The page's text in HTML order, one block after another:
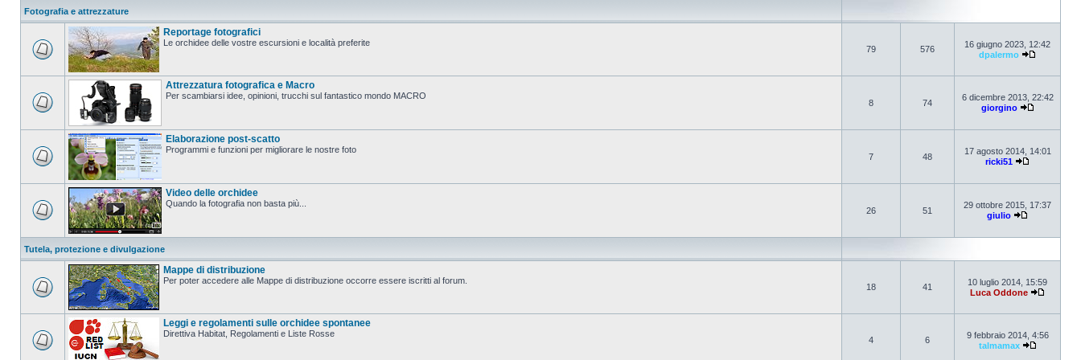
Fotografia e attrezzature
Reportage fotografici
Le orchidee delle vostre escursioni e località preferite
79 576
16 giugno 2023, 12:42
dpalermo
Attrezzatura fotografica e Macro
Per scambiarsi idee, opinioni, trucchi sul fantastico mondo MACRO
8 74
6 dicembre 2013, 22:42
giorgino
Elaborazione post-scatto
Programmi e funzioni per migliorare le nostre foto
7 48
17 agosto 2014, 14:01
ricki51
Video delle orchidee
Quando la fotografia non basta più...
26 51
29 ottobre 2015, 17:37
giulio
Tutela, protezione e divulgazione
Mappe di distribuzione
Per poter accedere alle Mappe di distribuzione occorre essere iscritti al forum.
18 41
10 luglio 2014, 15:59
Luca Oddone
Leggi e regolamenti sulle orchidee spontanee
Direttiva Habitat, Regolamenti e Liste Rosse
4 6
9 febbraio 2014, 4:56
talmamax